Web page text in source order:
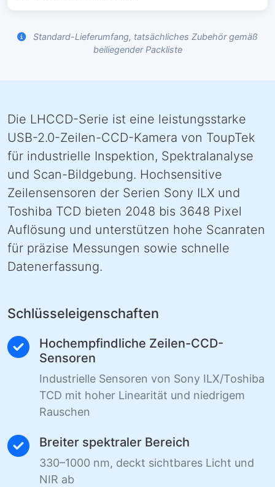
Standard-Lieferumfang, tatsächliches Zubehör gemäß
beiliegender Packliste
Die LHCCD-Serie ist eine leistungsstarke
USB-2.0-Zeilen-CCD-Kamera von ToupTek
für industrielle Inspektion, Spektralanalyse
und Scan-Bildgebung. Hochsensitive
Zeilensensoren der Serien Sony ILX und
Toshiba TCD bieten 2048 bis 3648 Pixel
Auflösung und unterstützen hohe Scanraten
für präzise Messungen sowie schnelle
Datenerfassung.
Schlüsseleigenschaften
Hochempfindliche Zeilen-CCD-
Sensoren
Industrielle Sensoren von Sony ILX/Toshiba
TCD mit hoher Linearität und niedrigem
Rauschen
Breiter spektraler Bereich
330–1000 nm, deckt sichtbares Licht und
NIR ab